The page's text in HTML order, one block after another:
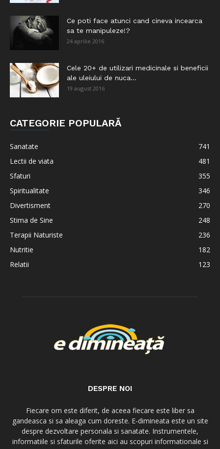
Ce poti face atunci cand cineva incearca
sa te manipuleze!?
24 aprilie 2016
Cele 20+ de utilizari medicinale si beneficii
ale uleiului de nuca...
19 august 2016
CATEGORIE POPULARĂ
Sanatate
741
Lectii de viata
481
Sfaturi
355
Spiritualitate
346
Divertisment
270
Stima de Sine
248
Terapii Naturiste
236
Nutritie
182
Relatii
123
DESPRE NOI
Fiecare om este diferit, de aceea fiecare este liber sa
gandeasca si sa aleaga cum doreste. E-dimineata este un site
despre dezvoltare personala si sanatate. Instrumentele,
informatiile si sfaturile oferite aici au scopuri informationale si